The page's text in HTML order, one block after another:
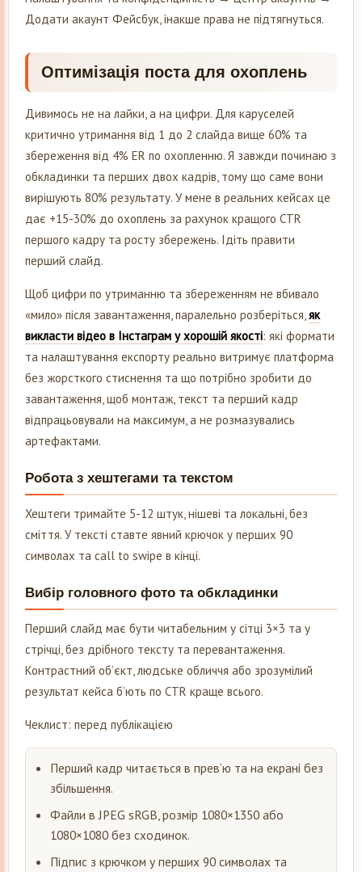
Додати акаунт Фейсбук, інакше права не підтягнуться.
Оптимізація поста для охоплень
Дивимось не на лайки, а на цифри. Для каруселей
критично утримання від 1 до 2 слайда вище 60% та
збереження від 4% ER по охопленню. Я завжди починаю з
обкладинки та перших двох кадрів, тому що саме вони
вирішують 80% результату. У мене в реальних кейсах це
дає +15-30% до охоплень за рахунок кращого CTR
першого кадру та росту збережень. Ідіть правити
перший слайд.
Щоб цифри по утриманню та збереженням не вбивало
«мило» після завантаження, паралельно розберіться,як
викласти відео в Інстаграм у хорошій якості: які формати
та налаштування експорту реально витримує платформа
без жорсткого стиснення та що потрібно зробити до
завантаження, щоб монтаж, текст та перший кадр
відпрацьовували на максимум, а не розмазувались
артефактами.
Робота з хештегами та текстом
Хештеги тримайте 5-12 штук, нішеві та локальні, без
сміття. У тексті ставте явний крючок у перших 90
символах та call to swipe в кінці.
Вибір головного фото та обкладинки
Перший слайд має бути читабельним у сітці 3×3 та у
стрічці, без дрібного тексту та перевантаження.
Контрастний об’єкт, людське обличчя або зрозумілий
результат кейса б’ють по CTR краще всього.
Чеклист: перед публікацією
Перший кадр читається в прев’ю та на екрані без
збільшення.
Файли в JPEG sRGB, розмір 1080×1350 або
1080×1080 без сходинок.
Підпис з крючком у перших 90 символах та